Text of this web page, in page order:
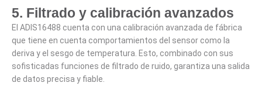
5. Filtrado y calibración avanzados
El ADIS16488 cuenta con una calibración avanzada de fábrica
que tiene en cuenta comportamientos del sensor como la
deriva y el sesgo de temperatura. Esto, combinado con sus
sofisticadas funciones de filtrado de ruido, garantiza una salida
de datos precisa y fiable.